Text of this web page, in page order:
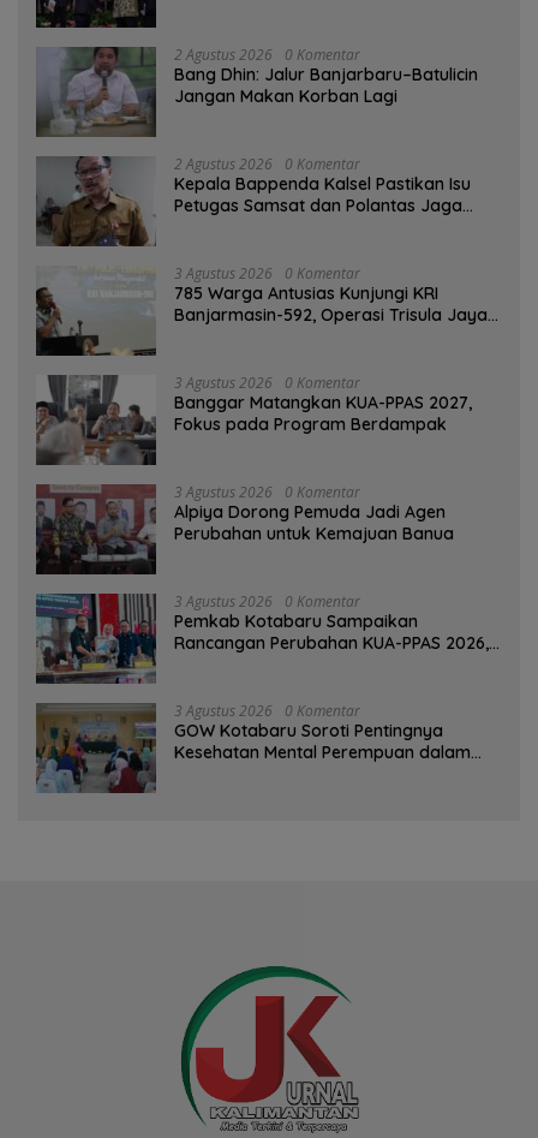
2 Agustus 2026 0 Komentar
Bang Dhin: Jalur Banjarbaru–Batulicin
Jangan Makan Korban Lagi
2 Agustus 2026 0 Komentar
Kepala Bappenda Kalsel Pastikan Isu
Petugas Samsat dan Polantas Jaga
3 Agustus 2026 0 Komentar
785 Warga Antusias Kunjungi KRI
Banjarmasin-592, Operasi Trisula Jaya
3 Agustus 2026 0 Komentar
‎Banggar Matangkan KUA-PPAS 2027,
Fokus pada Program Berdampak
3 Agustus 2026 0 Komentar
‎Alpiya Dorong Pemuda Jadi Agen
Perubahan untuk Kemajuan Banua ‎
3 Agustus 2026 0 Komentar
Pemkab Kotabaru Sampaikan
Rancangan Perubahan KUA-PPAS 2026,
3 Agustus 2026 0 Komentar
GOW Kotabaru Soroti Pentingnya
Kesehatan Mental Perempuan dalam